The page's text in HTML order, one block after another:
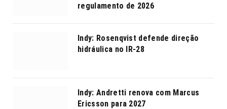
regulamento de 2026
Indy: Rosenqvist defende direção
hidráulica no IR-28
Indy: Andretti renova com Marcus
Ericsson para 2027